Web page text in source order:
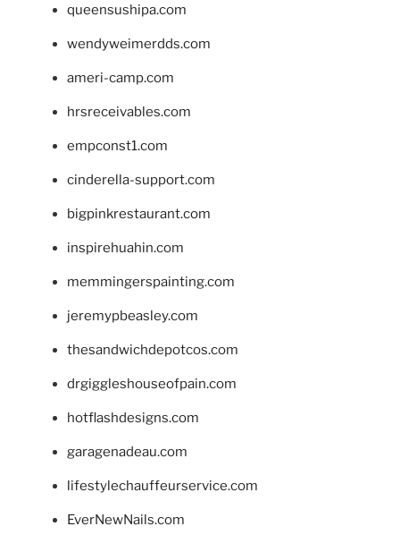
queensushipa.com
wendyweimerdds.com
ameri-camp.com
hrsreceivables.com
empconst1.com
cinderella-support.com
bigpinkrestaurant.com
inspirehuahin.com
memmingerspainting.com
jeremypbeasley.com
thesandwichdepotcos.com
drgiggleshouseofpain.com
hotflashdesigns.com
garagenadeau.com
lifestylechauffeurservice.com
EverNewNails.com